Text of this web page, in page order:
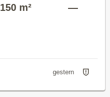
150 m² —
gestern